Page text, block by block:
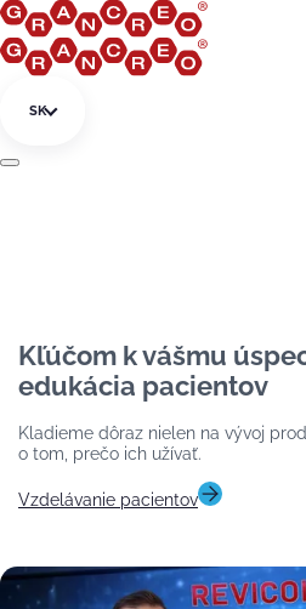
Preskočiť na obsah
SK
Kľúčom k vášmu
edukácia pacientov
Kladieme dôraz nielen na vývoj
o tom, prečo ich užívať.
Vzdelávanie pacientov